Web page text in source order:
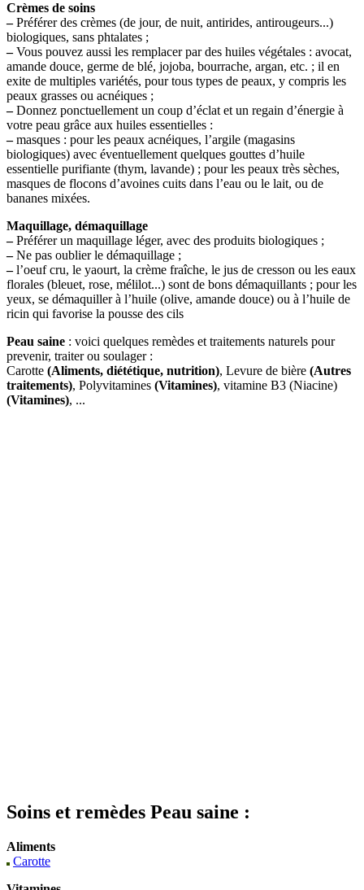
Crèmes de soins
–Préférer des crèmes (de jour, de nuit, antirides, antirougeurs...)
biologiques, sans phtalates ;
–Vous pouvez aussi les remplacer par des huiles végétales : avocat,
amande douce, germe de blé, jojoba, bourrache, argan, etc. ; il en
exite de multiples variétés, pour tous types de peaux, y compris les
peaux grasses ou acnéiques ;
–Donnez ponctuellement un coup d’éclat et un regain d’énergie à
votre peau grâce aux huiles essentielles :
–masques : pour les peaux acnéiques, l’argile (magasins
biologiques) avec éventuellement quelques gouttes d’huile
essentielle purifiante (thym, lavande) ; pour les peaux très sèches,
masques de flocons d’avoines cuits dans l’eau ou le lait, ou de
bananes mixées.
Maquillage, démaquillage
–Préférer un maquillage léger, avec des produits biologiques ;
–Ne pas oublier le démaquillage ;
–l’oeuf cru, le yaourt, la crème fraîche, le jus de cresson ou les eaux
florales (bleuet, rose, mélilot...) sont de bons démaquillants ; pour les
yeux, se démaquiller à l’huile (olive, amande douce) ou à l’huile de
ricin qui favorise la pousse des cils
Peau saine : voici quelques remèdes et traitements naturels pour
prevenir, traiter ou soulager :
Carotte (Aliments, diététique, nutrition), Levure de bière (Autres
traitements), Polyvitamines (Vitamines), vitamine B3 (Niacine)
(Vitamines), ...
Soins et remèdes Peau saine :
Aliments
Carotte